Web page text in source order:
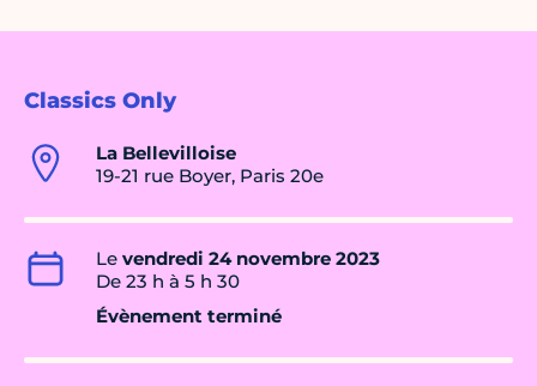
Classics Only
La Bellevilloise
19-21 rue Boyer, Paris 20e
Le vendredi 24 novembre 2023
De 23 h à 5 h 30
Évènement terminé